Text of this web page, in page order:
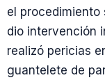
el procedimiento
dio intervención
realizó pericias
guantelete de